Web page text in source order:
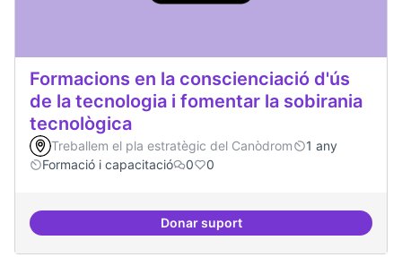
Formacions en la conscienciació d'ús
de la tecnologia i fomentar la sobirania
tecnològica
Treballem el pla estratègic del Canòdrom
1 any
Formació i capacitació
0 0
Donar suportFormacions en la